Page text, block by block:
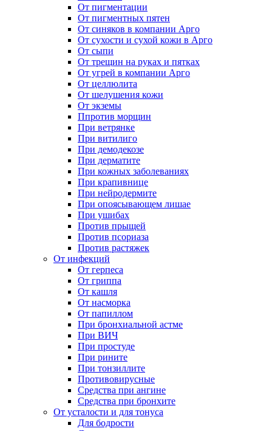
От пигментации
От пигментных пятен
От синяков в компании Арго
От сухости и сухой кожи в Арго
От сыпи
От трещин на руках и пятках
От угрей в компании Арго
От целлюлита
От шелушения кожи
От экземы
Ппротив морщин
При ветрянке
При витилиго
При демодекозе
При дерматите
При кожных заболеваниях
При крапивнице
При нейродермите
При опоясывающем лишае
При ушибах
Против прыщей
Против псориаза
Против растяжек
От инфекций
От герпеса
От гриппа
От кашля
От насморка
От папиллом
При бронхиальной астме
При ВИЧ
При простуде
При рините
При тонзиллите
Противовирусные
Средства при ангине
Средства при бронхите
От усталости и для тонуса
Для бодрости